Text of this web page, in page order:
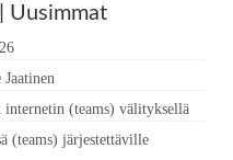
Uusimmat
internetin (teams) välityksellä
(teams) järjestettäville